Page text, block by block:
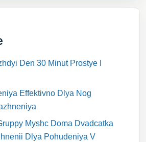
Den 30 Minut Prostye I
Effektivno Dlya Nog
Myshc Doma Dvadcatka
Dlya Pohudeniya V